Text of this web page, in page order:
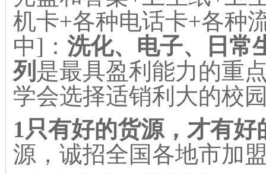
机卡+各种电话卡+各种
中]： 洗化、电子、日常
列 是最具盈利能力的重
学会选择适销利大的校
1只有好的货源，才有好
源，诚招全国各地市加